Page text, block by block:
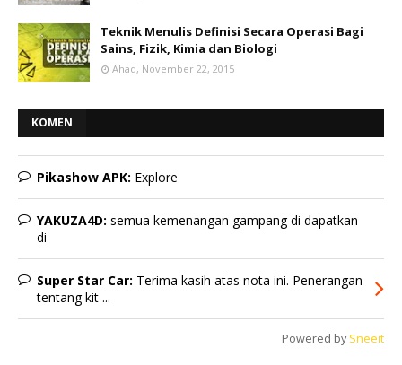
Teknik Menulis Definisi Secara Operasi Bagi
Sains, Fizik, Kimia dan Biologi
Ahad, November 22, 2015
KOMEN
Pikashow APK: Explore
YAKUZA4D: semua kemenangan gampang di dapatkan
di
Super Star Car: Terima kasih atas nota ini. Penerangan
tentang kit ...
Powered by Sneeit